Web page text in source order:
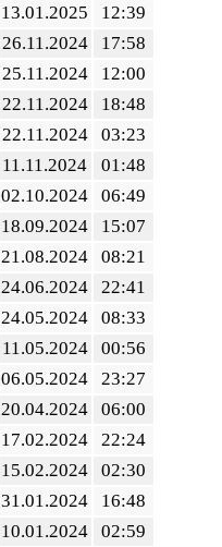
13.01.2025
12:39
26.11.2024
17:58
25.11.2024
12:00
22.11.2024
18:48
22.11.2024
03:23
11.11.2024
01:48
02.10.2024
06:49
18.09.2024
15:07
21.08.2024
08:21
24.06.2024
22:41
24.05.2024
08:33
11.05.2024
00:56
06.05.2024
23:27
20.04.2024
06:00
17.02.2024
22:24
15.02.2024
02:30
31.01.2024
16:48
10.01.2024
02:59